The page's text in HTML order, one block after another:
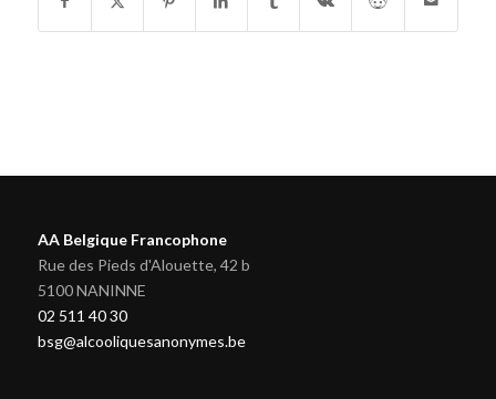
AA Belgique Francophone
Rue des Pieds d'Alouette, 42 b
5100 NANINNE
02 511 40 30
bsg@alcooliquesanonymes.be